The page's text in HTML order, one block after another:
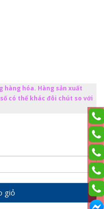
hóa. Hàng sản xuất
có thể khác đôi chút so với
giỏ